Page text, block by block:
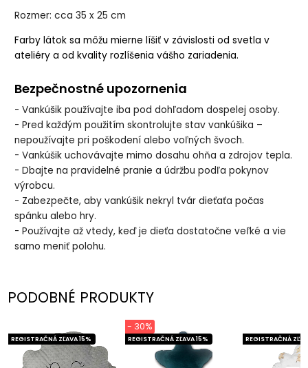
Rozmer: cca 35 x 25 cm
Farby látok sa môžu mierne líšiť v závislosti od svetla v
ateliéry a od kvality rozlíšenia vášho zariadenia.
Bezpečnostné upozornenia
- Vankúšik používajte iba pod dohľadom dospelej osoby.
- Pred každým použitím skontrolujte stav vankúšika –
nepoužívajte pri poškodení alebo voľných švoch.
- Vankúšik uchovávajte mimo dosahu ohňa a zdrojov tepla.
- Dbajte na pravidelné pranie a údržbu podľa pokynov
výrobcu.
- Zabezpečte, aby vankúšik nekryl tvár dieťaťa počas
spánku alebo hry.
- Používajte až vtedy, keď je dieťa dostatočne veľké a vie
samo meniť polohu.
PODOBNÉ PRODUKTY
REGISTRAČNÁ ZĽAVA 15% REGISTRAČNÁ ZĽAVA 15%
- 30%
REGISTRAČNÁ